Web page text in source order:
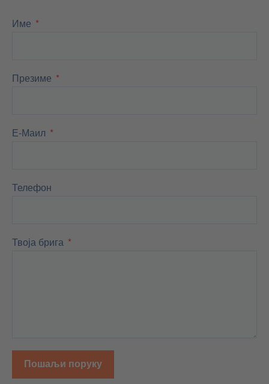
Име
Презиме
Е-Маил
Телефон
Твоја брига
Пошаљи поруку